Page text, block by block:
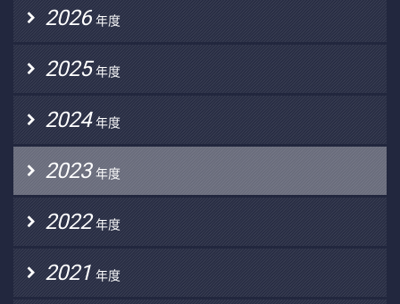
2026 年度
2025 年度
2024 年度
2023 年度
2022 年度
2021 年度